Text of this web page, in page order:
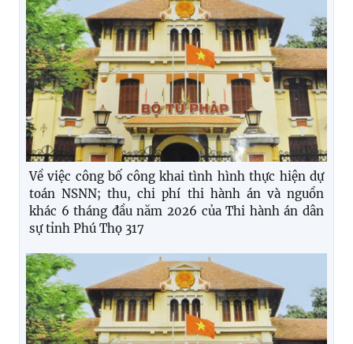
Về việc công bố công khai tình hình thực hiện dự
toán NSNN; thu, chi phí thi hành án và nguồn
khác 6 tháng đầu năm 2026 của Thi hành án dân
sự tỉnh Phú Thọ 317